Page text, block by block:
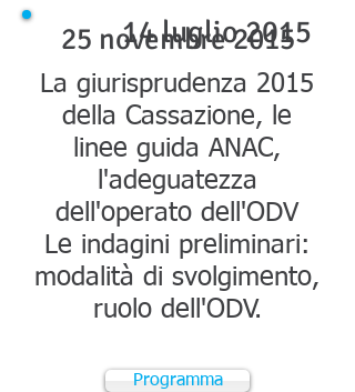
14 luglio 2015
25 novembre 2015
La giurisprudenza 2015
della Cassazione, le
linee guida ANAC,
l'adeguatezza
dell'operato dell'ODV
Le indagini preliminari:
modalità di svolgimento,
ruolo dell'ODV.
Programma